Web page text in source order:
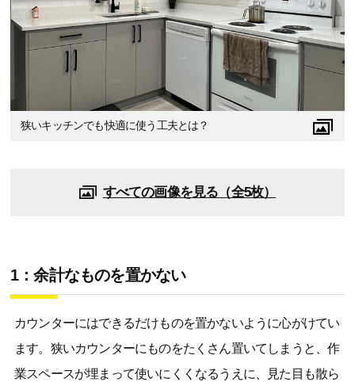
狭いキッチンでも快適に使う工夫とは？
すべての画像を見る（全5枚）
1：余計なものを置かない
カウンターにはできるだけものを置かないように心がけてい
ます。狭いカウンターにものをたくさん置いてしまうと、作
業スペースが埋まって使いにくくなるうえに、見た目も散ら